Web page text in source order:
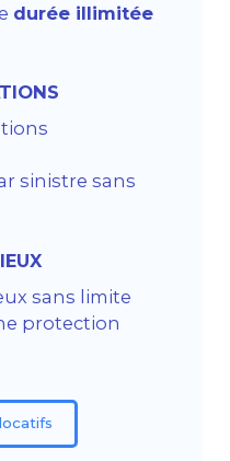
durée illimitée
sinistre sans
sans limite
protection